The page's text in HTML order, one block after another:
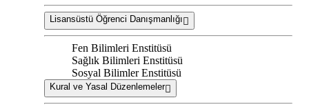
Lisansüstü Öğrenci Danışmanlığı
Fen Bilimleri Enstitüsü
Sağlık Bilimleri Enstitüsü
Sosyal Bilimler Enstitüsü
Kural ve Yasal Düzenlemeler